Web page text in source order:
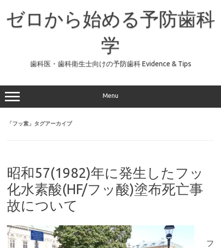
ゼロから始める予防歯科
学
歯科医・歯科衛生士向けの予防歯科 Evidence & Tips
Menu
「フッ素 」タグアーカイブ
昭和57(1982)年に発生したフッ
化水素酸(HF/フッ酸)塗布死亡事
故について
フ